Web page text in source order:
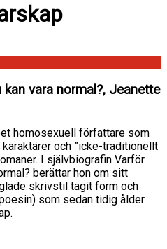
vara normal?, Jeanette
homosexuell författare som
och ”icke-traditionellt
I självbiografin Varför
berättar hon om sitt
skrivstil tagit form och
som sedan tidig ålder